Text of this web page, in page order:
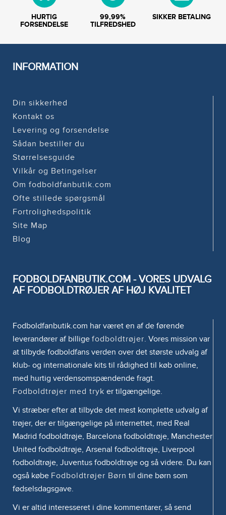
HURTIG
FORSENDELSE
99,99%
TILFREDSHED
SIKKER BETALING
INFORMATION
Din sikkerhed
Kontakt os
Levering og forsendelse
Sådan bestiller du
Størrelsesguide
Vilkår og Betingelser
Om fodboldfanbutik.com
Ofte stillede spørgsmål
Fortrolighedspolitik
Site Map
Blog
FODBOLDFANBUTIK.COM - VORES UDVALG
AF FODBOLDTRØJER AF HØJ KVALITET
Fodboldfanbutik.com har været en af de førende
leverandører af billige fodboldtrøjer. Vores mission var
at tilbyde fodboldfans verden over det største udvalg af
klub- og internationale kits til rådighed til køb online,
med hurtig verdensomspændende fragt.
Fodboldtrøjer med tryk er tilgængelige.
Vi stræber efter at tilbyde det mest komplette udvalg af
trøjer, der er tilgængelige på internettet, med Real
Madrid fodboldtrøje, Barcelona fodboldtrøje, Manchester
United fodboldtrøje, Arsenal fodboldtrøje, Liverpool
fodboldtrøje, Juventus fodboldtrøje og så videre. Du kan
også købe Fodboldtrøjer Børn til dine børn som
fødselsdagsgave.
Vi er altid interesseret i dine kommentarer, så send